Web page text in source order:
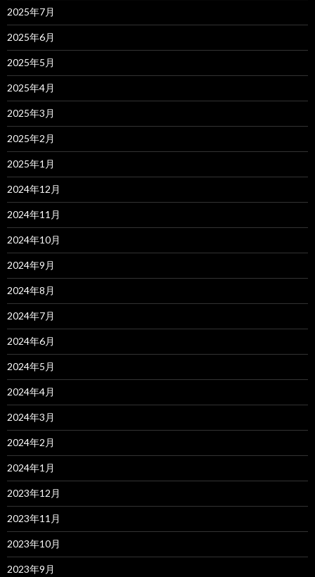
2025年7月
2025年6月
2025年5月
2025年4月
2025年3月
2025年2月
2025年1月
2024年12月
2024年11月
2024年10月
2024年9月
2024年8月
2024年7月
2024年6月
2024年5月
2024年4月
2024年3月
2024年2月
2024年1月
2023年12月
2023年11月
2023年10月
2023年9月